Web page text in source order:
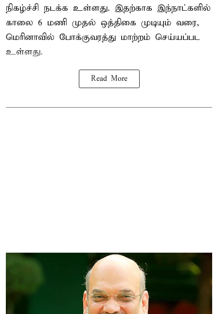
நிகழ்ச்சி நடக்க உள்ளது. இதற்காக இந்நாட்களில்
காலை 6 மணி முதல் ஒத்திகை முடியும் வரை,
மெரினாவில் போக்குவரத்து மாற்றம் செய்யப்பட
உள்ளது.
Read More